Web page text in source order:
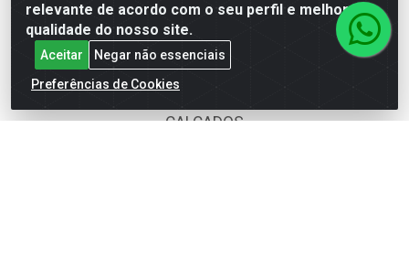
relevante de acordo com o seu perfil e melhorar a
qualidade do nosso site.
Aceitar
Negar não essenciais
Preferências de Cookies
BAZAR
BEBIDAS
BOMBONIERE
CALÇADOS